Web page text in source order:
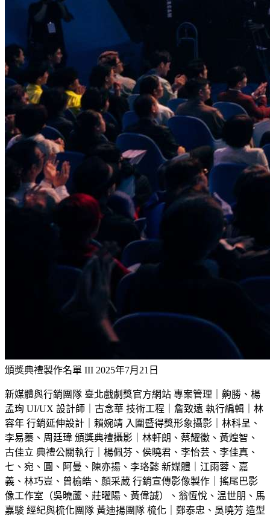
頒獎典禮製作名單 III 2025年7月21日
新媒體與行銷團隊 臺北戲劇獎官方網站 專案管理｜齁勝、楊
孟珣 UI/UX 設計師｜古念華 技術工程｜詹致遠 執行編輯｜林
容年 行銷延伸設計｜賴婉靖 入圍暨得獎形象攝影｜林科呈、
李易蓁、周廷瑋 頒獎典禮攝影｜林軒朗、蔡耀徵、黃煌智、
古佳立 典禮公關執行｜楊佩芬、侯曉君、李怡芸、李佳真、
七、宛、圓、阿曼、陳亦揚、李珞懿 新媒體｜江雨蓉、嘉
義、林巧豈、曾榆皓、顏采葳 行銷宣傳影像製作｜搖尾巴影
像工作室（吳曉蘆、莊曜陽、黃偉誠）、翁恆悅、温世朋、馬
嘉駿 經紀與梳化團隊 黃迪揚團隊 梳化｜鄭泰忠、吳曉芳 造型